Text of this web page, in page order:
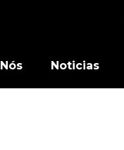
Nós Noticias